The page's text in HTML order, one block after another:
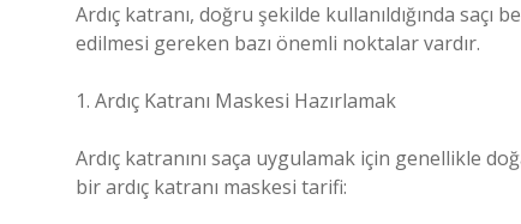
Ardıç katranı, doğru şekilde kullanıldığında
edilmesi gereken bazı önemli noktalar vardır.
1. Ardıç Katranı Maskesi Hazırlamak
Ardıç katranını saça uygulamak için genellikle
bir ardıç katranı maskesi tarifi: